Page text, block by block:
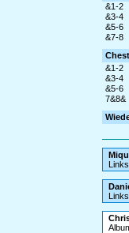
&1-2
&3-4
&5-6
&7-8
&1-2
&3-4
&5-6
7&8&